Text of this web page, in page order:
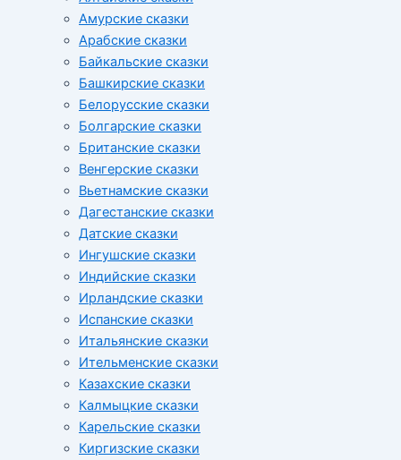
Амурские сказки
Арабские сказки
Байкальские сказки
Башкирские сказки
Белорусские сказки
Болгарские сказки
Британские сказки
Венгерские сказки
Вьетнамские сказки
Дагестанские сказки
Датские сказки
Ингушские сказки
Индийские сказки
Ирландские сказки
Испанские сказки
Итальянские сказки
Ительменские сказки
Казахские сказки
Калмыцкие сказки
Карельские сказки
Киргизские сказки